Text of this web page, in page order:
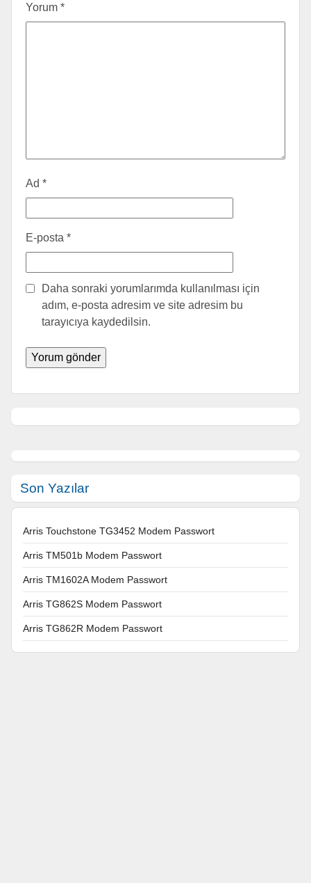
Yorum *
Ad *
E-posta *
Daha sonraki yorumlarımda kullanılması için
adım, e-posta adresim ve site adresim bu
tarayıcıya kaydedilsin.
Son Yazılar
Arris Touchstone TG3452 Modem Passwort
Arris TM501b Modem Passwort
Arris TM1602A Modem Passwort
Arris TG862S Modem Passwort
Arris TG862R Modem Passwort